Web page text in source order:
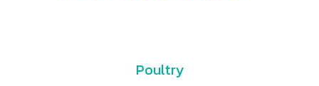
Poultry